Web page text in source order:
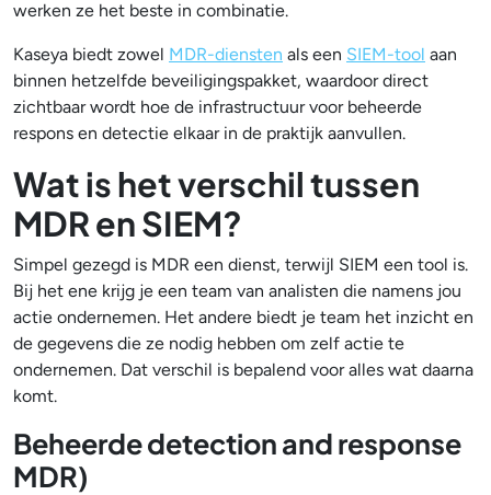
werken ze het beste in combinatie.
Kaseya biedt zowel MDR-diensten als een SIEM-tool aan
binnen hetzelfde beveiligingspakket, waardoor direct
zichtbaar wordt hoe de infrastructuur voor beheerde
respons en detectie elkaar in de praktijk aanvullen.
Wat is het verschil tussen
MDR en SIEM?
Simpel gezegd is MDR een dienst, terwijl SIEM een tool is.
Bij het ene krijg je een team van analisten die namens jou
actie ondernemen. Het andere biedt je team het inzicht en
de gegevens die ze nodig hebben om zelf actie te
ondernemen. Dat verschil is bepalend voor alles wat daarna
komt.
Beheerde detection and response
MDR)